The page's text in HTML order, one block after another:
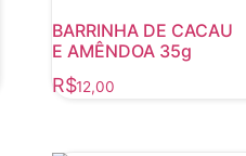
BARRINHA DE CACAU
E AMÊNDOA 35g
R$12,00